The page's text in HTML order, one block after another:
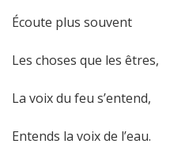
Écoute plus souvent
Les choses que les êtres,
La voix du feu s’entend,
Entends la voix de l’eau.